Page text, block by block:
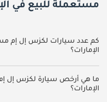
مستعملة للبيع في
كم عدد سيارات لكزس إل إم
الإمارات؟
هناك 15 سيارة لكزس إل إم مستعملة متاحة للبيع في الإمارات.
​​ما هي أرخص سيارة لكزس إل
الإمارات؟